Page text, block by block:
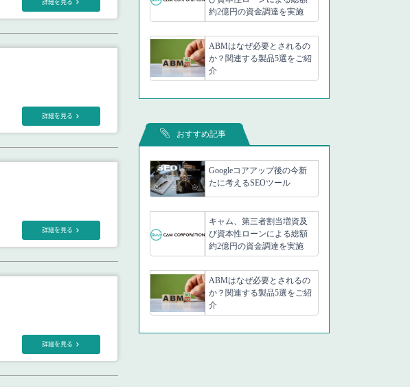
詳細を見る
詳細を見る
詳細を見る
約2億円の資金調達を実施
ABMはなぜ必要とされるの
か？関連する製品5選をご紹
介
おすすめ記事
Googleコアアップ後の今新
たに考えるSEOツール
キャム、第三者割当増資及
び資本性ローンによる総額
約2億円の資金調達を実施
ABMはなぜ必要とされるの
か？関連する製品5選をご紹
介